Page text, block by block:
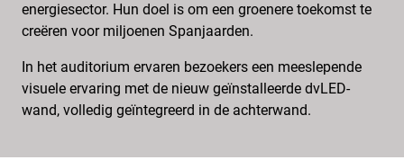
energiesector. Hun doel is om een groenere toekomst te
creëren voor miljoenen Spanjaarden.
In het auditorium ervaren bezoekers een meeslepende
visuele ervaring met de nieuw geïnstalleerde dvLED-
wand, volledig geïntegreerd in de achterwand.